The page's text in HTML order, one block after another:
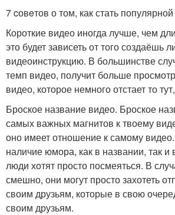
7 cовeтов о том, как стать
Короткие видео иногда лучше, чем
это будет зависеть от того создаёшь
видеоинструкцию. В большинстве
темп видео, получит больше
видео, которое немного отстает то
Броское название видео. Броское
самых важных магнитов к твоему
оно имеет отношение к самому
наличие юмора, как в названии, так
люди хотят просто посмеяться. В
смешно, они могут просто захотеть
своим друзьям, которые в свою
своим друзьям.